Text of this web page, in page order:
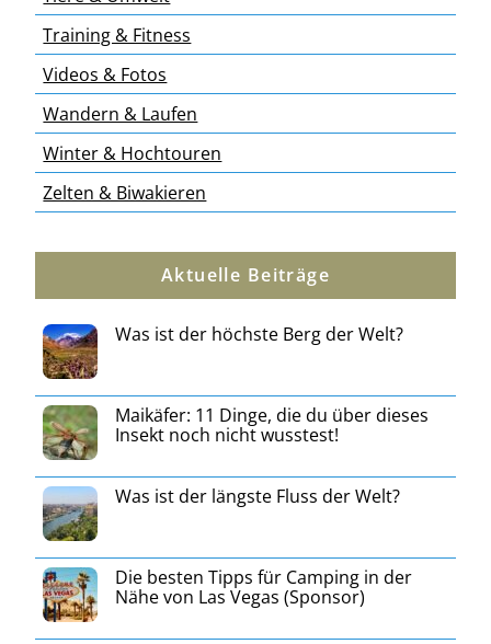
Training & Fitness
Videos & Fotos
Wandern & Laufen
Winter & Hochtouren
Zelten & Biwakieren
Aktuelle Beiträge
Was ist der höchste Berg der Welt?
Maikäfer: 11 Dinge, die du über dieses
Insekt noch nicht wusstest!
Was ist der längste Fluss der Welt?
Die besten Tipps für Camping in der
Nähe von Las Vegas (Sponsor)